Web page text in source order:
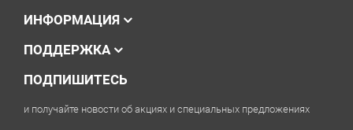
ИНФОРМАЦИЯ
ПОДДЕРЖКА
ПОДПИШИТЕСЬ
и получайте новости об акциях и специальных предложениях